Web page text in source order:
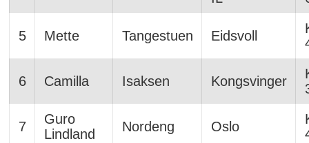
5 Mette Tangestuen Eidsvoll
6 Camilla Isaksen Kongsvinger
7
Guro
Lindland
Nordeng Oslo